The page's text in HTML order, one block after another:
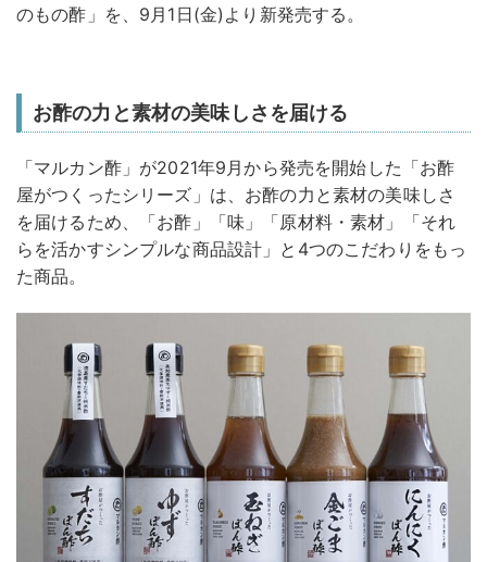
のもの酢」を、9月1日(金)より新発売する。
お酢の力と素材の美味しさを届ける
「マルカン酢」が2021年9月から発売を開始した「お酢
屋がつくったシリーズ」は、お酢の力と素材の美味しさ
を届けるため、「お酢」「味」「原材料・素材」「それ
らを活かすシンプルな商品設計」と4つのこだわりをもっ
た商品。